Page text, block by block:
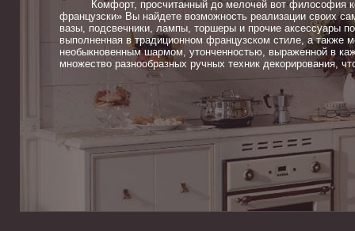
Комфорт, просчитанный до мелочей вот философия
французски» Вы найдете возможность реализации своих
вазы, подсвечники, лампы, торшеры и прочие аксессуары
выполненная в традиционном французском стиле, а также
необыкновенным шармом, утонченностью, выраженной в
множество разнообразных ручных техник декорирования,